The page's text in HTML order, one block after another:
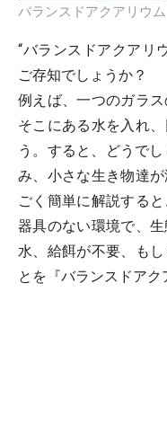
バランスドアクアリウ
“バランスドアクアリ
ご存知でしょうか？
例えば、一つのガラ
そこにある水を入れ
う。すると、どうで
み、小さな生き物達
ごく簡単に解説する
器具のない環境で、
水、給餌が不要、も
とを『バランスドアク